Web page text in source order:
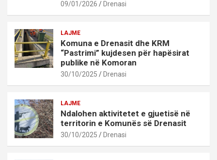
09/01/2026 Drenasi
LAJME
Komuna e Drenasit dhe KRM
“Pastrimi” kujdesen për hapësirat
publike në Komoran
30/10/2025 Drenasi
LAJME
Ndalohen aktivitetet e gjuetisë në
territorin e Komunës së Drenasit
30/10/2025 Drenasi